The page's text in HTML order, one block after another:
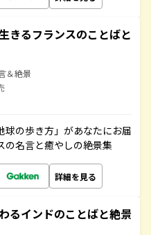
きるフランスのことばと
＆絶景
の歩き方」があなたにお届
の名言と癒やしの絶景集
詳細を見る
るインドのことばと絶景